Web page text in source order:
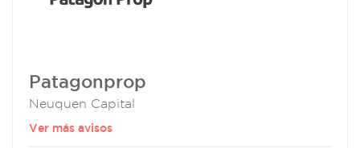
Patagonprop
Neuquen Capital
Ver más avisos